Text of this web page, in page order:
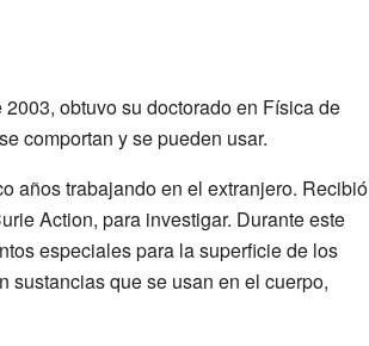
obtuvo su doctorado en Física de
comportan y se pueden usar.
años trabajando en el extranjero. Recibió
Action, para investigar. Durante este
especiales para la superficie de los
sustancias que se usan en el cuerpo,